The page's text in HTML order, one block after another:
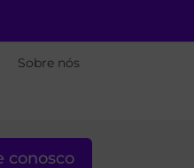
Sobre nós
conosco